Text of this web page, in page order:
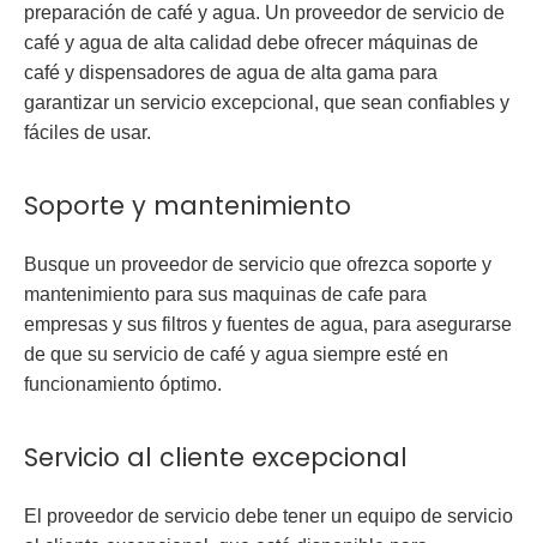
preparación de café y agua. Un proveedor de servicio de
café y agua de alta calidad debe ofrecer máquinas de
café y dispensadores de agua de alta gama para
garantizar un servicio excepcional, que sean confiables y
fáciles de usar.
Soporte y mantenimiento
Busque un proveedor de servicio que ofrezca soporte y
mantenimiento para sus maquinas de cafe para
empresas y sus filtros y fuentes de agua, para asegurarse
de que su servicio de café y agua siempre esté en
funcionamiento óptimo.
Servicio al cliente excepcional
El proveedor de servicio debe tener un equipo de servicio